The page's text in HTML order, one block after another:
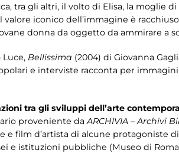
tra gli altri, il volto di Elisa, la moglie
iconico dell’immagine è
donna da oggetto da ammirare a
Bellissima (2004) di Giovanna
e interviste racconta per
tra gli sviluppi dell’arte
proveniente daARCHIVIA – Archivi
e film d’artista di alcune protagoniste
istituzioni pubbliche (Museo di